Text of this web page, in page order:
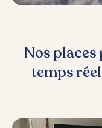
Nos places
temps